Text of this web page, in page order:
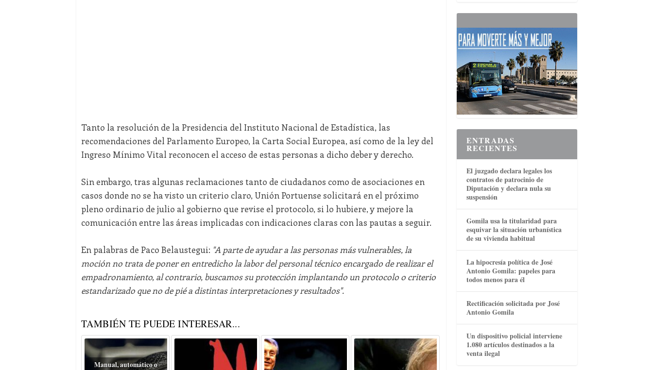
Tanto la resolución de la Presidencia del Instituto Nacional de Estadística, las
recomendaciones del Parlamento Europeo, la Carta Social Europea, así como de la ley del
Ingreso Mínimo Vital reconocen el acceso de estas personas a dicho deber y derecho.
Sin embargo, tras algunas reclamaciones tanto de ciudadanos como de asociaciones en
casos donde no se ha visto un criterio claro, Unión Portuense solicitará en el próximo
pleno ordinario de julio al gobierno que revise el protocolo, si lo hubiere, y mejore la
comunicación entre las áreas implicadas con indicaciones claras con las pautas a seguir.
En palabras de Paco Belaustegui: "A parte de ayudar a las personas más vulnerables, la
moción no trata de poner en entredicho la labor del personal técnico encargado de realizar el
empadronamiento, al contrario, buscamos su protección implantando un protocolo o criterio
estandarizado que no de pié a distintas interpretaciones y resultados".
TAMBIÉN TE PUEDE INTERESAR...
Manual, automático o
ENTRADAS
RECIENTES
El juzgado declara legales los
contratos de patrocinio de
Diputación y declara nula su
suspensión
Gomila usa la titularidad para
esquivar la situación urbanística
de su vivienda habitual
La hipocresía política de José
Antonio Gomila: papeles para
todos menos para él
Rectificación solicitada por José
Antonio Gomila
Un dispositivo policial interviene
1.080 artículos destinados a la
venta ilegal